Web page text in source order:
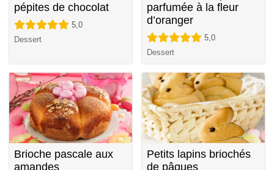
pépites de chocolat
5,0
Dessert
parfumée à la fleur
d’oranger
5,0
Dessert
Brioche pascale aux
amandes
Petits lapins briochés
de pâques